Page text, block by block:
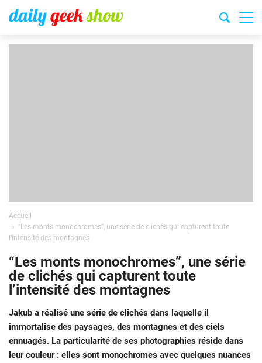
Accueil
“Les monts monochromes”, une série de clichés qui capturent toute
l’intensité des montagnes
“Les monts monochromes”, une série
de clichés qui capturent toute
l’intensité des montagnes
Jakub a réalisé une série de clichés dans laquelle il
immortalise des paysages, des montagnes et des ciels
ennuagés. La particularité de ses photographies réside dans
leur couleur : elles sont monochromes avec quelques nuances